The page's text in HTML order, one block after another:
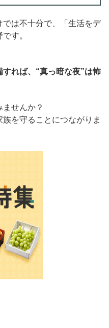
は不十分で、「生活をデ
す。
すれば、“真っ暗な夜”は怖
せんか？
を守ることにつながりま